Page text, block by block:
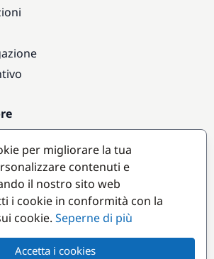
per migliorare la tua
contenuti e
il nostro sito web
i cookie in conformità con la
cookie. Seperne di più
Accetta i cookies